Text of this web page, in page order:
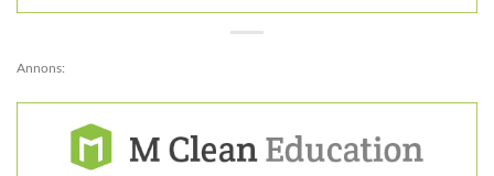
Annons: